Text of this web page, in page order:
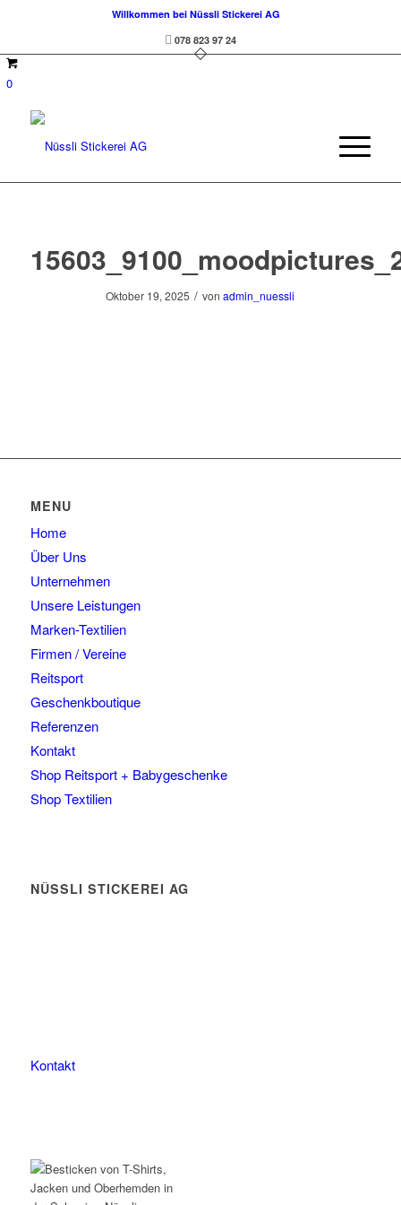
Willkommen bei Nüssli Stickerei AG
078 823 97 24
0
Oktober 19, 2025 / vonadmin_nuessli
MENU
Home
Über Uns
Unternehmen
Unsere Leistungen
Marken-Textilien
Firmen / Vereine
Reitsport
Geschenkboutique
Referenzen
Kontakt
Shop Reitsport + Babygeschenke
Shop Textilien
NÜSSLI STICKEREI AG
Kontakt